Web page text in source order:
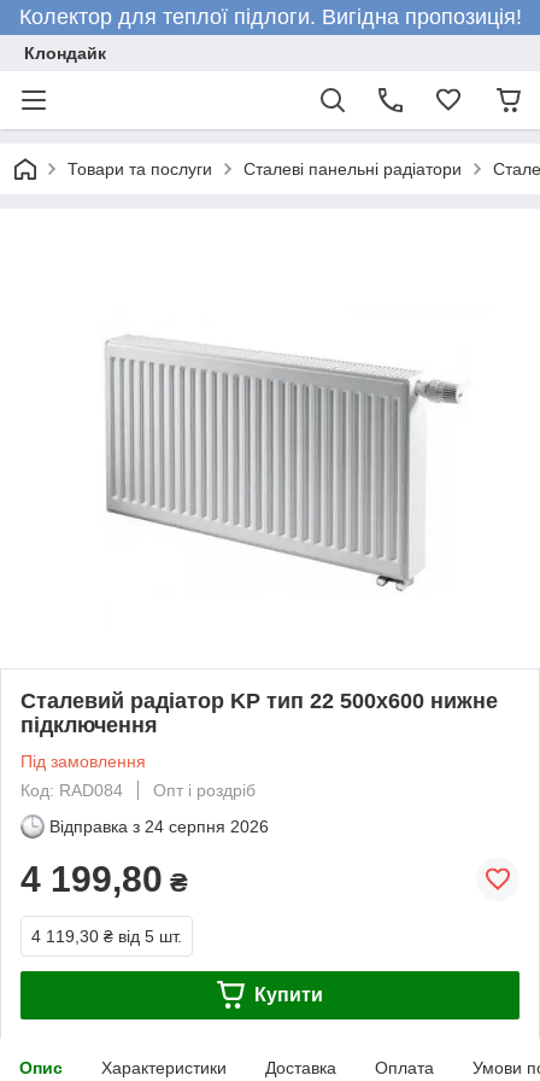
Колектор для теплої підлоги. Вигідна пропозиція!
Клондайк
Товари та послуги Сталеві панельні радіатори
Сталевий радіатор KP тип 22 500х600 нижне
підключення
Під замовлення
Код: RAD084
Опт і роздріб
Відправка з 24 серпня 2026
4 199,80 ₴
4 119,30 ₴ від 5 шт.
Купити
Опис Характеристики Доставка Оплата Умови